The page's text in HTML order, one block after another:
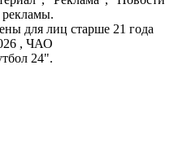
для лиц старше 21 года
, ЧАО
24".